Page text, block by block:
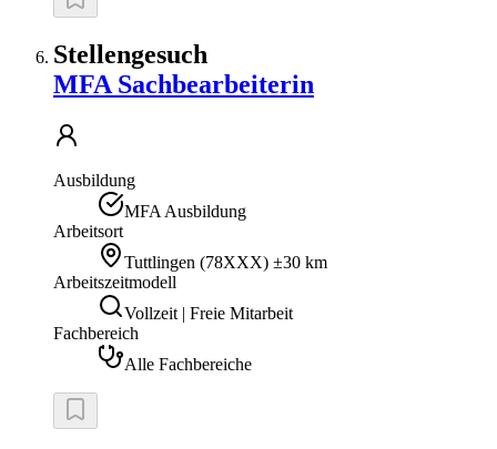
Stellengesuch
MFA Sachbearbeiterin
Ausbildung
MFA Ausbildung
Arbeitsort
Tuttlingen (78XXX) ±30 km
Arbeitszeitmodell
Vollzeit | Freie Mitarbeit
Fachbereich
Alle Fachbereiche